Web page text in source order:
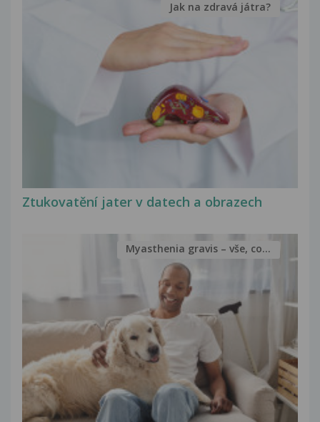
Ztukovatění jater v datech a obrazech
Jak na zdravá játra?
Myasthenia gravis – vše, co...